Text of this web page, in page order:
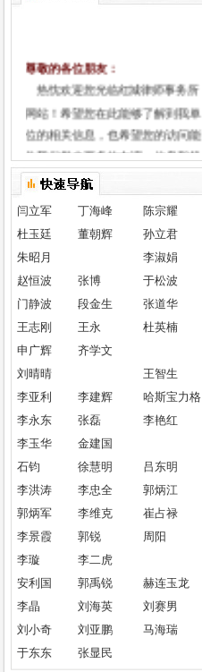
尊敬的各位朋友：
热忱欢迎您光临红城律师事务所
网站！希望您在此能够了解到我单
位的相关信息，也希望您的访问能
为我们带来更多的友谊、信息和机
遇。
"维护正义 恪守诚信"的所训是内
蒙古红城律师事务所在学习贯彻
《司法部关于加快建立律师诚信制
度的通知》过程中逐步形成的。
公平正义是人类古老的道德准则和
人生理想，更是社会主义的应有之
义。其客观标准主要在是否符合社
会发展的要求与广大群众的利益。
维护正义是红城律师事务所实
践“三个代表”重要思想的具体体
现。
诚实信用作为一种个人美德，是
人们进行社会交往和经济交往的基
本行为准则和成功的保障。对律师
而言，诚信无疑是政治素质、道德
修养、文化素养和职业纪律的综合
体现。红城律师事务所全体同仁将
秉承诚信的传统美德，开创律师事
业的新局面。
律师格言：
闫立军 丁海峰
陈宗耀
杜玉廷
董朝辉
孙立君
朱昭月
李淑娟
赵恒波
张博
于松波
门静波
段金生
张道华
王志刚
王永
杜英楠
申广辉
齐学文
刘晴晴
王智生
李亚利
李建辉
哈斯宝力格
李永东
张磊
李艳红
李玉华
金建国
石钧
徐慧明
吕东明
李洪涛
李忠全
郭炳江
郭炳军
李维克
崔占禄
李景霞
郭锐
周阳
李璇
李二虎
安利国
郭禹锐
赫连玉龙
李晶
刘海英
刘赛男
刘小奇
刘亚鹏
马海瑞
于东东
张显民